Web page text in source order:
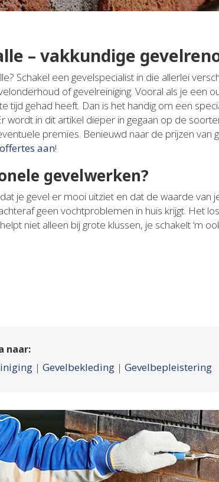
– vakkundige
Schakel een gevelspecialist in die allerlei
of gevelreiniging. Vooral als je een
tijd gehad heeft. Dan is het handig om een
wordt in dit artikel dieper in gegaan op de
premies. Benieuwd naar de prijzen van
aan!
gevelwerken?
je gevel er mooi uitziet en dat de waarde van
geen vochtproblemen in huis krijgt. Het
niet alleen bij grote klussen, je schakelt ‘m
naar:
| Gevelbekleding | Gevelbepleistering